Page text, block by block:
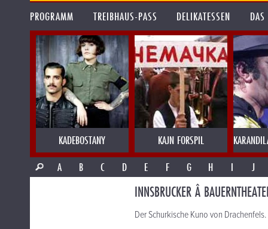
PROGRAMM TREIBHAUS-PASS DELIKATESSEN
KADEBOSTANY KAJN FORSPIL
A
B C D E F G H I J
INNSBRUCKER Â
Der Schurkische Kuno von Drachenfels.